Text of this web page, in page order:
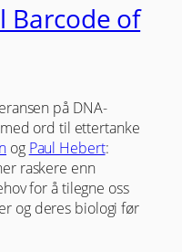
Barcode of
på DNA-
ord til ettertanke
og Paul Hebert:
raskere enn
for å tilegne oss
og deres biologi før